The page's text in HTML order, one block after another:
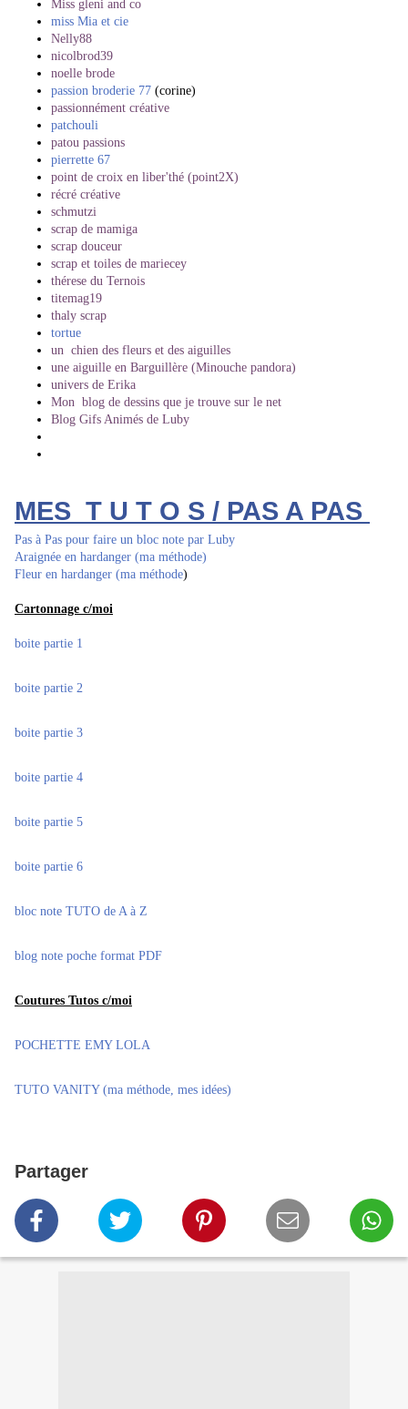
Miss gleni and co
miss Mia et cie
Nelly88
nicolbrod39
noelle brode
passion broderie 77 (corine)
passionnément créative
patchouli
patou passions
pierrette 67
point de croix en liber'thé (point2X)
récré créative
schmutzi
scrap de mamiga
scrap douceur
scrap et toiles de mariecey
thérese du Ternois
titemag19
thaly scrap
tortue
un chien des fleurs et des aiguilles
une aiguille en Barguillère (Minouche pandora)
univers de Erika
Mon blog de dessins que je trouve sur le net
Blog Gifs Animés de Luby
MES T U T O S / PAS A PAS
Pas à Pas pour faire un bloc note par Luby
Araignée en hardanger (ma méthode)
Fleur en hardanger (ma méthode)
Cartonnage c/moi
boite partie 1
boite partie 2
boite partie 3
boite partie 4
boite partie 5
boite partie 6
bloc note TUTO de A à Z
blog note poche format PDF
Coutures Tutos c/moi
POCHETTE EMY LOLA
TUTO VANITY (ma méthode, mes idées)
Partager